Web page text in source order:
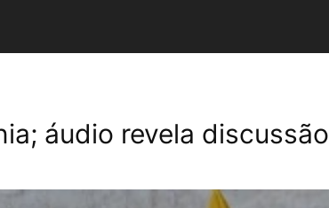
áudio revela discussão